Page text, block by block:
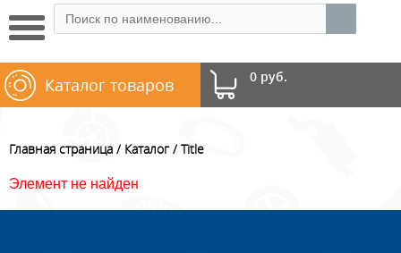
0 руб.
Каталог товаров
Главная страница Каталог Title
Элемент не найден